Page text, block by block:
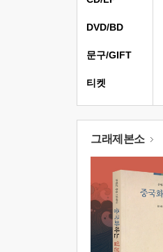
DVD/BD
문구/GIFT
티켓
그래제본소